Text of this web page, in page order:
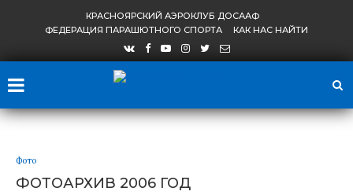
КРАСНОЯРСКИЙ АЭРОКЛУБ ДОСААФ
ФЕДЕРАЦИЯ ПАРАШЮТНОГО СПОРТА
КАК НАС НАЙТИ
Фото
ФОТОАРХИВ 2006 ГОД